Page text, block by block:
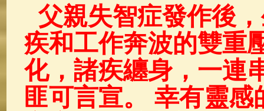
父親失智症發作後
疾和工作奔波的雙重
化，諸疾纏身， 一連
匪可言宣。 幸有靈